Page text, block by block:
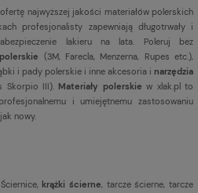
ofertę najwyższej jakości materiałów polerskich
profesjonalisty zapewniają długotrwały i
lakieru na lata. Poleruj bez
(3M, Farecla, Menzerna, Rupes etc.),
i pady polerskie i inne akcesoria i narzędzia
Skorpio III). Materiały polerskie w xlak.pl to
i umiejętnemu zastosowaniu
nowy.
krążki ścierne , tarcze ścierne, tarcze